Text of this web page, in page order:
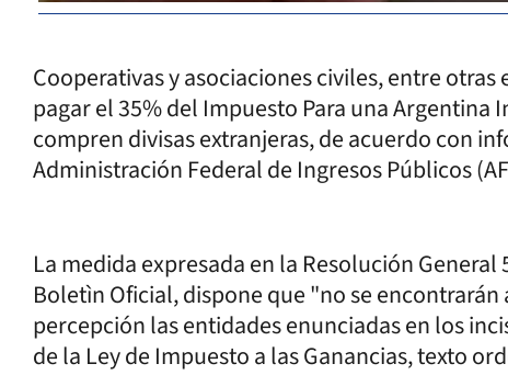
Cooperativas y asociaciones civiles, entre
pagar el 35% del Impuesto Para una Argentina
compren divisas extranjeras, de acuerdo con
Administración Federal de Ingresos Públicos
La medida expresada en la Resolución
Boletìn Oficial, dispone que "no se
percepción las entidades enunciadas en los
de la Ley de Impuesto a las Ganancias, texto